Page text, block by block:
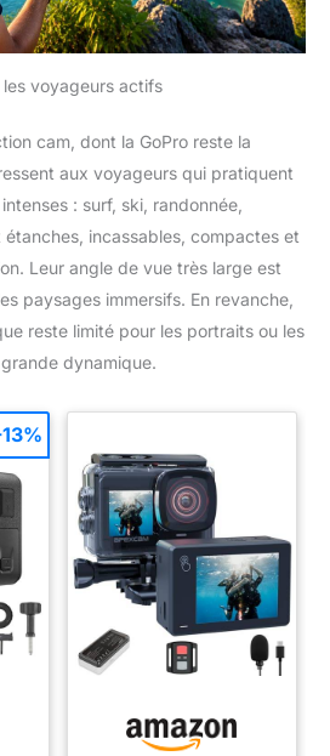
voyageurs actifs
cam, dont la GoPro reste la
aux voyageurs qui pratiquent
: surf, ski, randonnée,
étanches, incassables, compactes et
Leur angle de vue très large est
paysages immersifs. En revanche,
reste limité pour les portraits ou les
dynamique.